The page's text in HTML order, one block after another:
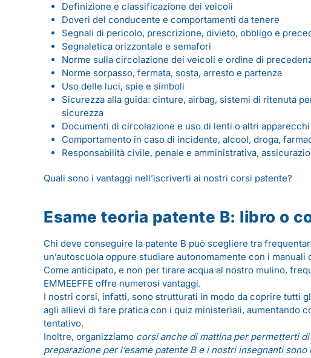
Definizione e classificazione dei veicoli
Doveri del conducente e comportamenti da tenere
Segnali di pericolo, prescrizione, divieto, obbligo e
Segnaletica orizzontale e semafori
Norme sulla circolazione dei veicoli e ordine di
Norme sorpasso, fermata, sosta, arresto e partenza
Uso delle luci, spie e simboli
Sicurezza alla guida: cinture, airbag, sistemi di ritenuta
sicurezza
Documenti di circolazione e uso di lenti o altri apparecchi
Comportamento in caso di incidente, alcool, droga,
Responsabilità civile, penale e amministrativa,
Quali sono i vantaggi nell’iscriverti ai nostri corsi patente?
Esame teoria patente B: libro o
Chi deve conseguire la patente B può scegliere tra
un’autoscuola oppure studiare autonomamente con i manuali
Come anticipato, e non per tirare acqua al nostro mulino,
EMMEEFFE offre numerosi vantaggi.
I nostri corsi, infatti, sono strutturati in modo da coprire tutti
agli allievi di fare pratica con i quiz ministeriali, aumentando
tentativo.
Inoltre, organizziamo corsi anche di mattina per permetterti
preparazione per l’esame patente B e i nostri insegnanti